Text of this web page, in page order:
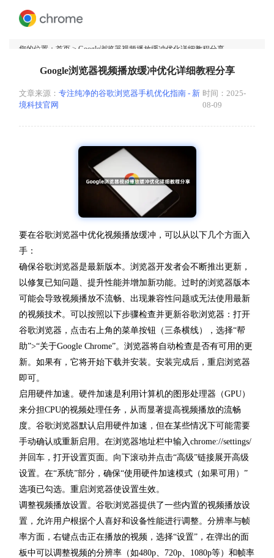
您的位置： 首页 > Google浏览器视频播放缓冲优化详细教程分享
Google浏览器视频播放缓冲优化详细教程分享
文章来源： 专注纯净的谷歌浏览器手机优化指南 - 新
境科技官网
时间：2025-
08-09
要在谷歌浏览器中优化视频播放缓冲，可以从以下几个方面入
手：
确保谷歌浏览器是最新版本。浏览器开发者会不断推出更新，
以修复已知问题、提升性能并增加新功能。过时的浏览器版本
可能会导致视频播放不流畅、出现兼容性问题或无法使用最新
的视频技术。可以按照以下步骤检查并更新谷歌浏览器：打开
谷歌浏览器，点击右上角的菜单按钮（三条横线），选择“帮
助”>“关于Google Chrome”。浏览器将自动检查是否有可用的更
新。如果有，它将开始下载并安装。安装完成后，重启浏览器
即可。
启用硬件加速。硬件加速是利用计算机的图形处理器（GPU）
来分担CPU的视频处理任务，从而显著提高视频播放的流畅
度。谷歌浏览器默认启用硬件加速，但在某些情况下可能需要
手动确认或重新启用。在浏览器地址栏中输入chrome://settings/
并回车，打开设置页面。向下滚动并点击“高级”链接展开高级
设置。在“系统”部分，确保“使用硬件加速模式（如果可用）”
选项已勾选。重启浏览器使设置生效。
调整视频播放设置。谷歌浏览器提供了一些内置的视频播放设
置，允许用户根据个人喜好和设备性能进行调整。分辨率与帧
率方面，右键点击正在播放的视频，选择“设置”，在弹出的面
板中可以调整视频的分辨率（如480p、720p、1080p等）和帧率